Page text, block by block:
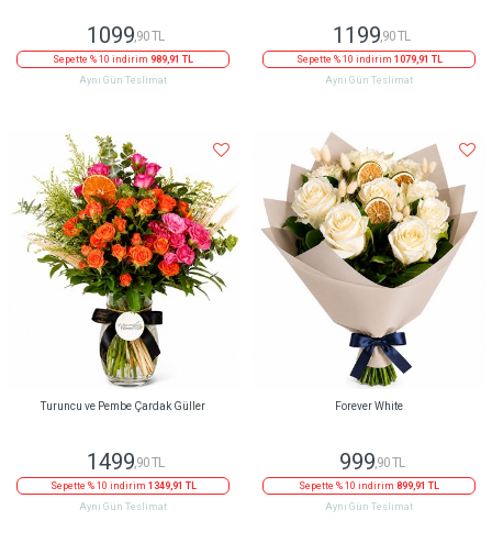
1099 ,90 TL
Sepette % 10 indirim 989,91 TL
Aynı Gün Teslimat
1199 ,90 TL
Sepette % 10 indirim 1079,91 TL
Aynı Gün Teslimat
Turuncu ve Pembe Çardak Güller
1499,90 TL
Sepette % 10 indirim 1349,91 TL
Aynı Gün Teslimat
Forever White
999,90 TL
Sepette % 10 indirim 899,91 TL
Aynı Gün Teslimat